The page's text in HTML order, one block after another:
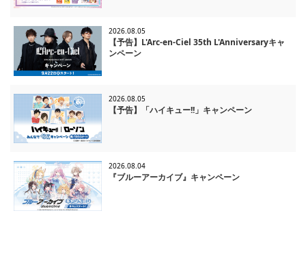
2026.08.05
【予告】L'Arc-en-Ciel 35th L'Anniversaryキャ
ンペーン
2026.08.05
【予告】「ハイキュー!!」キャンペーン
2026.08.04
『ブルーアーカイブ』キャンペーン